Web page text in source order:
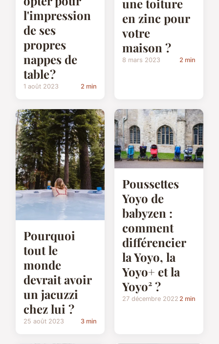
l'impression
de ses
propres
nappes de
table ?
1 août 2023 2 min
une toiture
en zinc pour
votre
maison ?
8 mars 2023 2 min
Pourquoi
tout le
monde
devrait avoir
un jacuzzi
chez lui ?
25 août 2023 3 min
Poussettes
Yoyo de
babyzen :
comment
différencier
la Yoyo, la
Yoyo+ et la
Yoyo² ?
27 décembre 2022 2 min